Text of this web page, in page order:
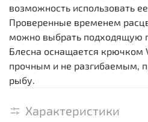
возможность использовать
Проверенные временем
можно выбрать подходящую
Блесна оснащается крючком
прочным и не разгибаемым,
рыбу.
Характеристики